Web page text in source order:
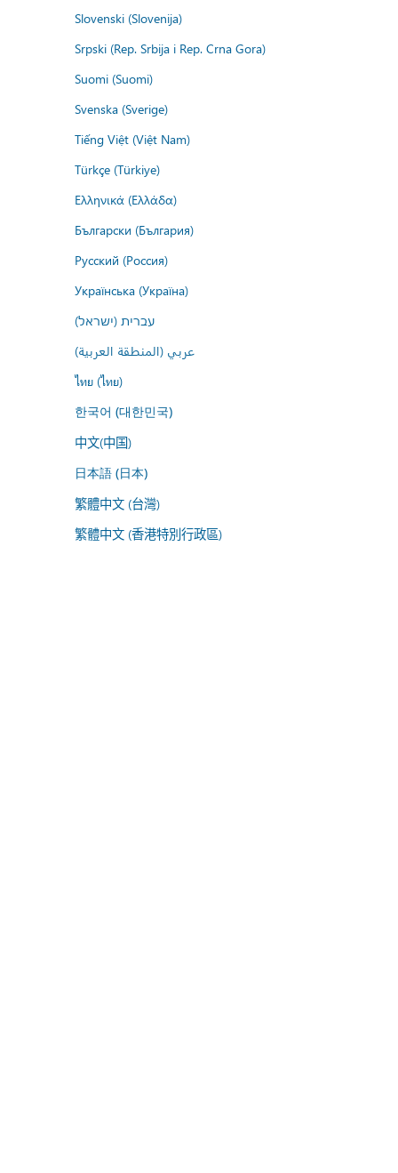
Slovenski (Slovenija)
Srpski (Rep. Srbija i Rep. Crna Gora)
Suomi (Suomi)
Svenska (Sverige)
Tiếng Việt (Việt Nam)
Türkçe (Türkiye)
Ελληνικά (Ελλάδα)
Български (България)
Русский (Россия)
Українська (Україна)
עברית (ישראל)
عربي (المنطقة العربية)
ไทย (ไทย)
한국어 (대한민국)
中文(中国)
日本語 (日本)
繁體中文 (台灣)
繁體中文 (香港特別行政區)